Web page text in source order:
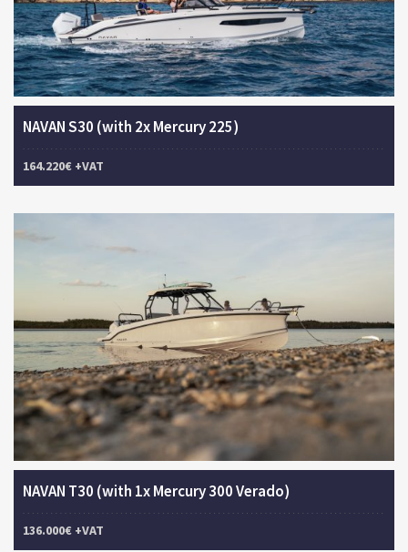
NAVAN S30 (with 2x Mercury 225)
164.220€ +VAT
NAVAN T30 (with 1x Mercury 300 Verado)
136.000€ +VAT